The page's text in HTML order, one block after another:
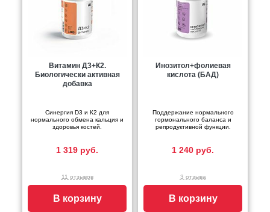
Витамин Д3+К2.
Биологически активная
добавка
Синергия D3 и К2 для
нормального обмена кальция и
здоровья костей.
1 319 руб.
11 отзывов
В корзину
Инозитол+фолиевая
кислота (БАД)
Поддержание нормального
гормонального баланса и
репродуктивной функции.
1 240 руб.
3 отзыва
В корзину